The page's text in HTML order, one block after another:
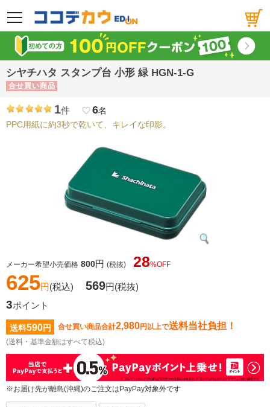
メニュー
シヤチハタ スタンプ台 小形 緑 HGN-1-G
合せ買い商品
1件 favorite_border6名
PPC用紙に約3秒で乾いて、キレイな印影。
メーカー希望小売価格 800円 (税抜) 28%OFF
625円(税込) 569円(税抜)
3ポイント
送料590円 合せ買い商品合計2,980円以上で送料当社負担！
(送料・基準金額はすべて税込)
※お届け先が離島(沖縄)のご注文はPayPay対象外です